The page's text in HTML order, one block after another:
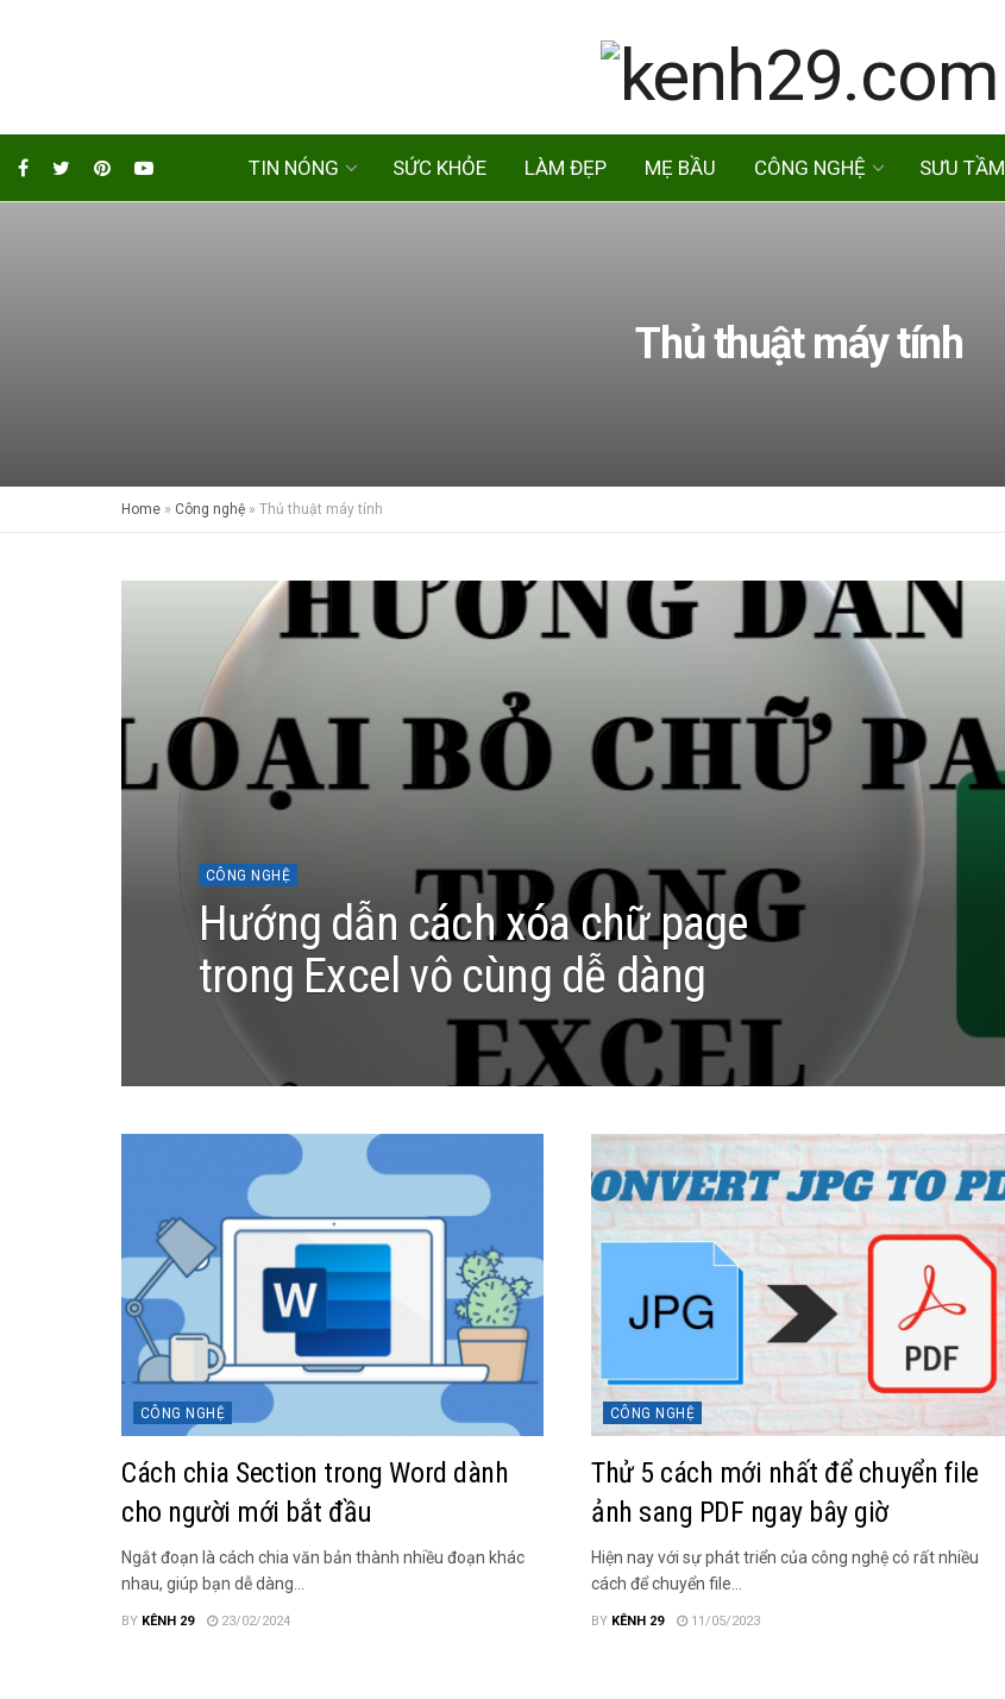
TIN NÓNG SỨC KHỎE LÀM ĐẸP MẸ BẦU CÔNG NGHỆ SƯU TẦM
Thủ thuật máy tính
Home » Công nghệ » Thủ thuật máy tính
CÔNG NGHỆ
Hướng dẫn cách xóa chữ page
trong Excel vô cùng dễ dàng
CÔNG NGHỆ
Cách chia Section trong Word dành
cho người mới bắt đầu
Ngắt đoạn là cách chia văn bản thành nhiều đoạn khác
nhau, giúp bạn dễ dàng...
BY KÊNH 29 23/02/2024
CÔNG NGHỆ
Thử 5 cách mới nhất để chuyển file
ảnh sang PDF ngay bây giờ
Hiện nay với sự phát triển của công nghệ có rất nhiều
cách để chuyển file...
BY KÊNH 29 11/05/2023